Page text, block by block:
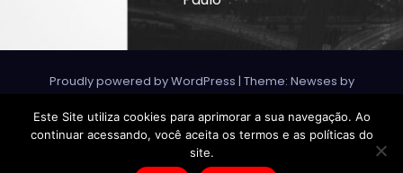
Proudly powered by WordPress | Theme: Newses by
Themeansar.
Home Anunciar Vagas Contato
Home
Políticas de Privacidade
Termos de Uso
Este Site utiliza cookies para aprimorar a sua navegação. Ao
continuar acessando, você aceita os termos e as políticas do
site.